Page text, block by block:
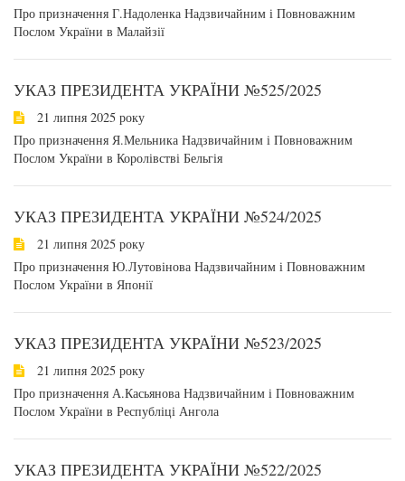
Про призначення Г.Надоленка Надзвичайним і Повноважним
Послом України в Малайзії
УКАЗ ПРЕЗИДЕНТА УКРАЇНИ №525/2025
21 липня 2025 року
Про призначення Я.Мельника Надзвичайним і Повноважним
Послом України в Королівстві Бельгія
УКАЗ ПРЕЗИДЕНТА УКРАЇНИ №524/2025
21 липня 2025 року
Про призначення Ю.Лутовінова Надзвичайним і Повноважним
Послом України в Японії
УКАЗ ПРЕЗИДЕНТА УКРАЇНИ №523/2025
21 липня 2025 року
Про призначення А.Касьянова Надзвичайним і Повноважним
Послом України в Республіці Ангола
УКАЗ ПРЕЗИДЕНТА УКРАЇНИ №522/2025